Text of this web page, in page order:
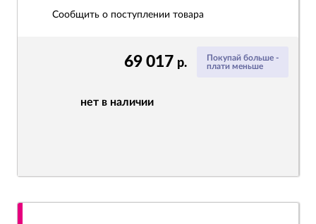
Покупай больше -
плати меньше
69 017 р.
нет в наличии
Сообщить о поступлении товара